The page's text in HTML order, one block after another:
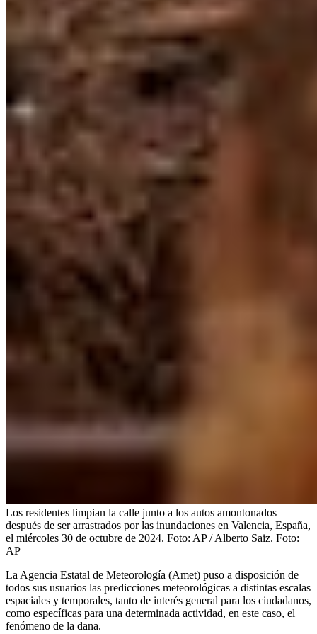
Los residentes limpian la calle junto a los autos amontonados
después de ser arrastrados por las inundaciones en Valencia, España,
el miércoles 30 de octubre de 2024. Foto: AP / Alberto Saiz. Foto:
AP
La Agencia Estatal de Meteorología (Amet) puso a disposición de
todos sus usuarios las predicciones meteorológicas a distintas escalas
espaciales y temporales, tanto de interés general para los ciudadanos,
como específicas para una determinada actividad, en este caso, el
fenómeno de la dana.